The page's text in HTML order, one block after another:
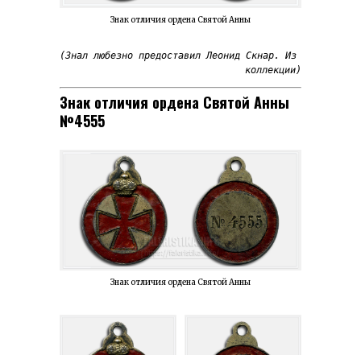
Знак отличия ордена Святой Анны
(Знал любезно предоставил Леонид Скнар. Из
коллекции)
Знак отличия ордена Святой Анны
№4555
Знак отличия ордена Святой Анны